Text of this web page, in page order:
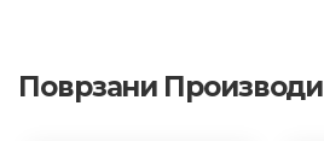
Поврзани Производи